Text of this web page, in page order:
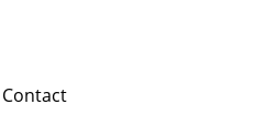
Contact